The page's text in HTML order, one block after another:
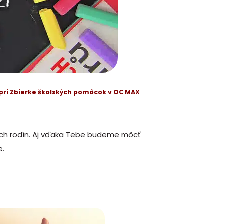
Zbierke školských pomôcok v OC MAX
rodín. Aj vďaka Tebe budeme môcť